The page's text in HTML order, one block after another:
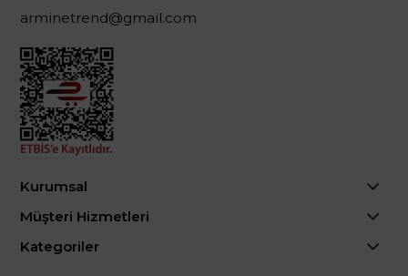
arminetrend@gmail.com
Kurumsal
Müşteri Hizmetleri
Kategoriler